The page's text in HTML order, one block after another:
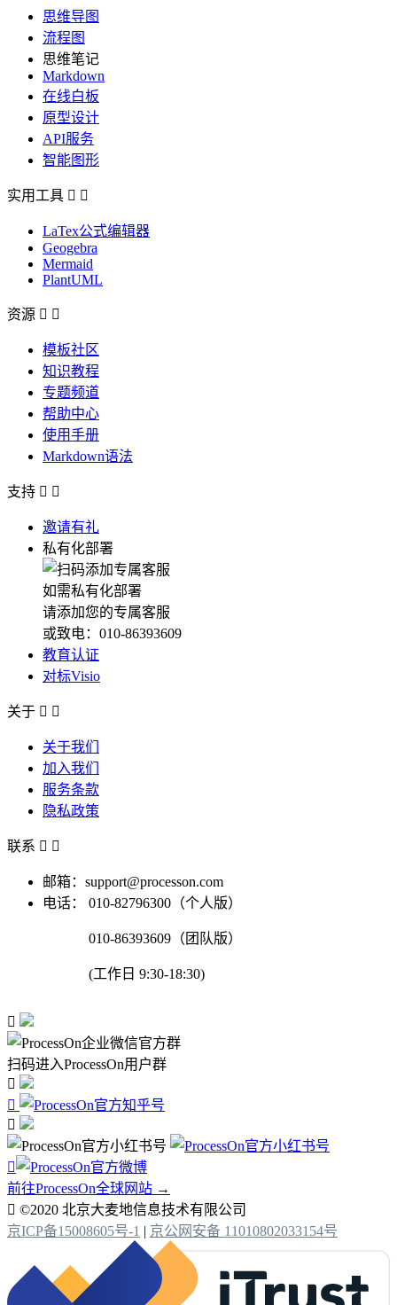
思维导图
流程图
思维笔记
Markdown
在线白板
原型设计
API服务
智能图形
实用工具  
LaTex公式编辑器
Geogebra
Mermaid
PlantUML
资源  
模板社区
知识教程
专题频道
帮助中心
使用手册
Markdown语法
支持  
邀请有礼
私有化部署
如需私有化部署
请添加您的专属客服
或致电：010-86393609
教育认证
对标Visio
关于  
关于我们
加入我们
服务条款
隐私政策
联系  
邮箱：support@processon.com
电话：
010-82796300（个人版）
010-86393609（团队版）
(工作日 9:30-18:30)

扫码进入ProcessOn用户群




前往ProcessOn全球网站 →
 ©2020 北京大麦地信息技术有限公司
京ICP备15008605号-1 | 京公网安备 11010802033154号